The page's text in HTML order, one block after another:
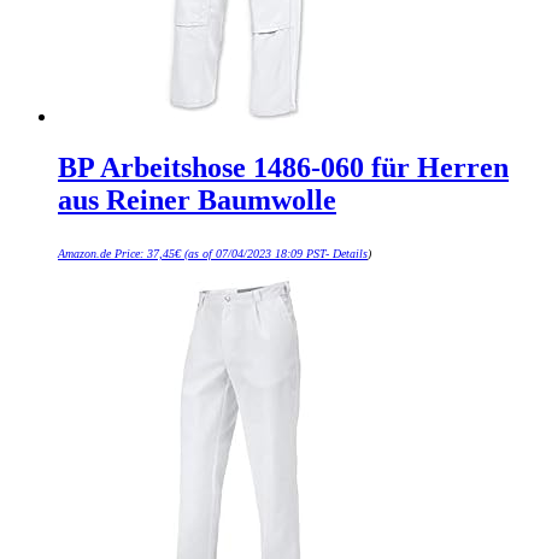
BP Arbeitshose 1486-060 für Herren
aus Reiner Baumwolle
Amazon.de Price: 37,45€(as of 07/04/2023 18:09 PST- Details)